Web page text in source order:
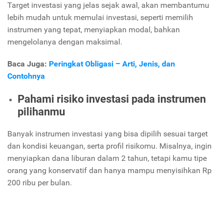
Target investasi yang jelas sejak awal, akan membantumu
lebih mudah untuk memulai investasi, seperti memilih
instrumen yang tepat, menyiapkan modal, bahkan
mengelolanya dengan maksimal.
Baca Juga: Peringkat Obligasi – Arti, Jenis, dan
Contohnya
Pahami risiko investasi pada instrumen
pilihanmu
Banyak instrumen investasi yang bisa dipilih sesuai target
dan kondisi keuangan, serta profil risikomu. Misalnya, ingin
menyiapkan dana liburan dalam 2 tahun, tetapi kamu tipe
orang yang konservatif dan hanya mampu menyisihkan Rp
200 ribu per bulan.